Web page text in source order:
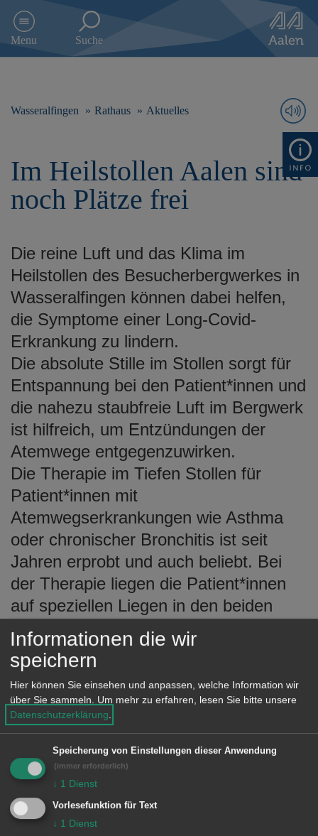
e
Menu Suche
Wasseralfingen Rathaus Aktuelles
Im Heilstollen Aalen sind
noch Plätze frei
Die reine Luft und das Klima im
Heilstollen des Besucherbergwerkes in
Wasseralfingen können dabei helfen,
die Symptome einer Long-Covid-
Erkrankung zu lindern.
Die absolute Stille im Stollen sorgt für
Entspannung bei den Patient*innen und
die nahezu staubfreie Luft im Bergwerk
ist hilfreich, um Entzündungen der
Atemwege entgegenzuwirken.
Die Therapie im Tiefen Stollen für
Patient*innen mit
Atemwegserkrankungen wie Asthma
oder chronischer Bronchitis ist seit
Jahren erprobt und auch beliebt. Bei
der Therapie liegen die Patient*innen
auf speziellen Liegen in den beiden
Therapiehallen des ehemaligen
Eisenerzbergwerks. Seit 1989 ist diese
Behandlung im Tiefen Stollen in
Wasseralfingen möglich.
Die Kosten für die Behandlung von
Atemwegs-Erkrankten und Covid-
Patienten im Tiefen Stollen
übernehmen viele ortsansässige
Informationen die wir
speichern
Hier können Sie einsehen und anpassen, welche Information wir
über Sie sammeln. Um mehr zu erfahren, lesen Sie bitte unsere
Datenschutzerklärung.
Speicherung von Einstellungen dieser Anwendung
(immer erforderlich)
↓ 1 Dienst
Vorlesefunktion für Text
↓ 1 Dienst